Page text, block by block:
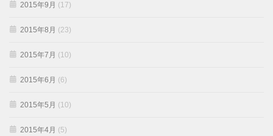
2015年9月 (17)
2015年8月 (23)
2015年7月 (10)
2015年6月 (6)
2015年5月 (10)
2015年4月 (5)